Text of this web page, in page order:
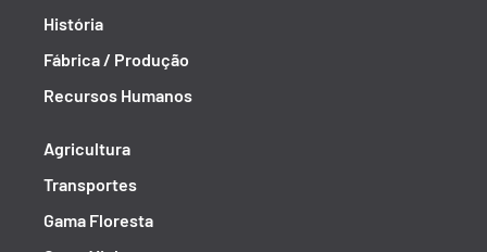
História
Fábrica / Produção
Recursos Humanos
Agricultura
Transportes
Gama Floresta